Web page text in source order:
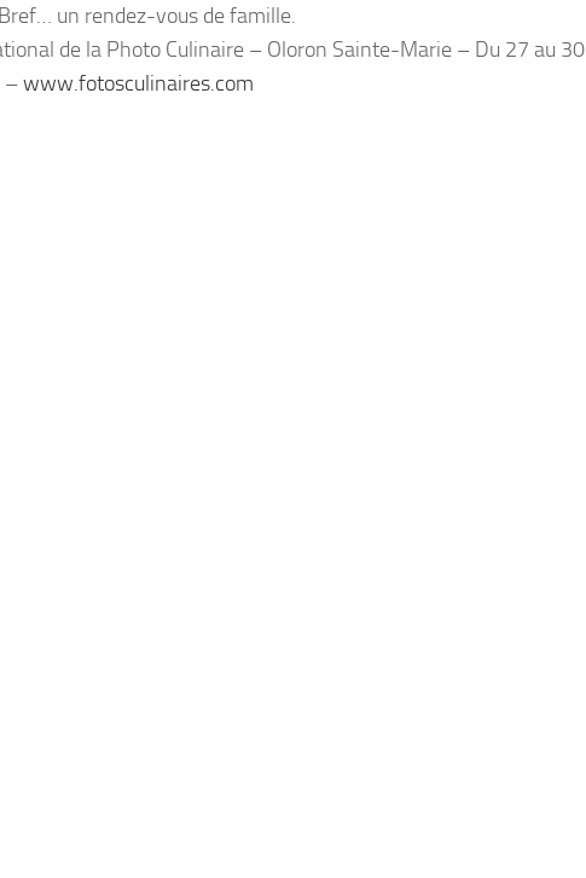
un rendez-vous de famille.
de la Photo Culinaire – Oloron Sainte-Marie – Du 27 au 30
–www.fotosculinaires.com